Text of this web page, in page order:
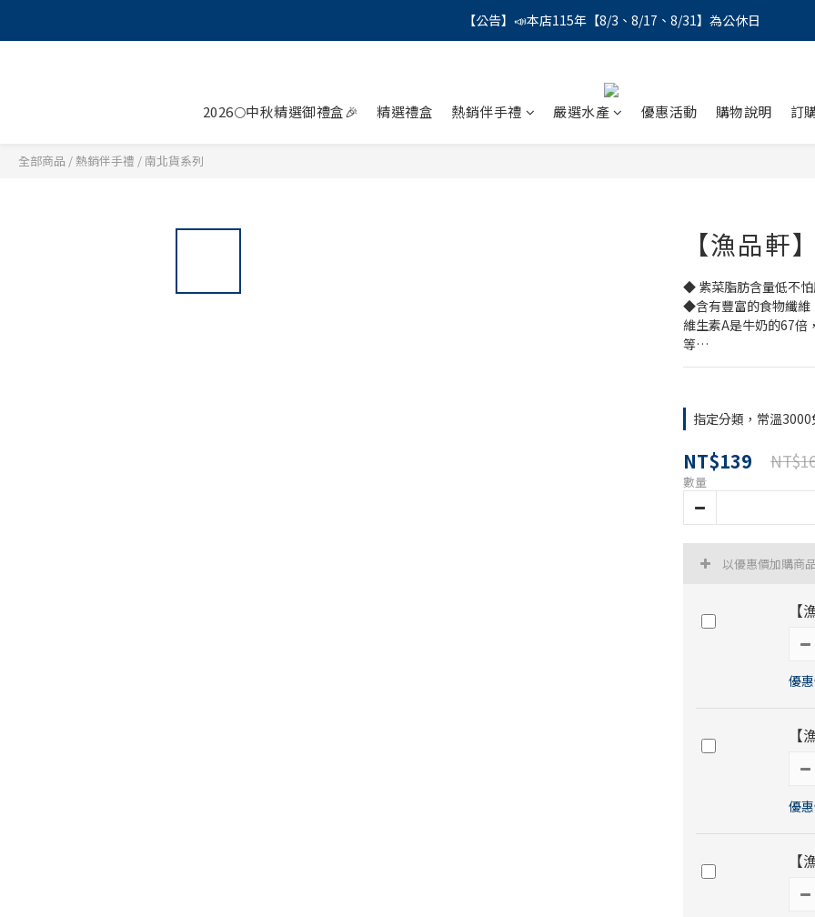
【公告】📣本店115年【8/3、8/17、8/31】為公休日
【公告】📣本店115年【8/3、8/17、8/31】為公休日
【公告】📣本店115年【8/3、8/17、8/31】為公休日
2026🌕中秋精選御禮盒🎉 精選禮盒 熱銷伴手禮 嚴選水產 優惠活動 購物說明 訂
全部商品 /熱銷伴手禮 / 南北貨系列
【漁品軒
◆ 紫菜脂肪含量低不
◆含有豐富的食物纖維
維生素A是牛奶的67倍
等…
指定分類，常溫3000
NT$139
數量
以優惠價加購商
【
優
【
優